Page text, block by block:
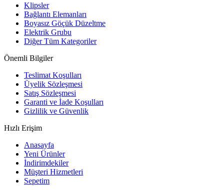
Klipsler
Bağlantı Elemanları
Boyasız Göçük Düzeltme
Elektrik Grubu
Diğer Tüm Kategoriler
Önemli Bilgiler
Teslimat Koşulları
Üyelik Sözleşmesi
Satış Sözleşmesi
Garanti ve İade Koşulları
Gizlilik ve Güvenlik
Hızlı Erişim
Anasayfa
Yeni Ürünler
İndirimdekiler
Müşteri Hizmetleri
Sepetim